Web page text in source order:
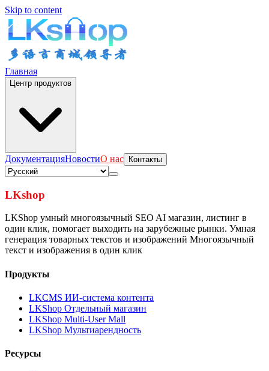
Skip to content
Главная
Центр продуктов
ДокументацияНовостиО нас Контакты
LKshop
LKShop умный многоязычный SEO AI магазин, листинг в
один клик, помогает выходить на зарубежные рынки. Умная
генерация товарных текстов и изображений Многоязычный
текст и изображения в один клик
Продукты
LKCMS ИИ-система контента
LKShop Отдельный магазин
LKShop Multi-User Mall
LKShop Мультиарендность
Ресурсы